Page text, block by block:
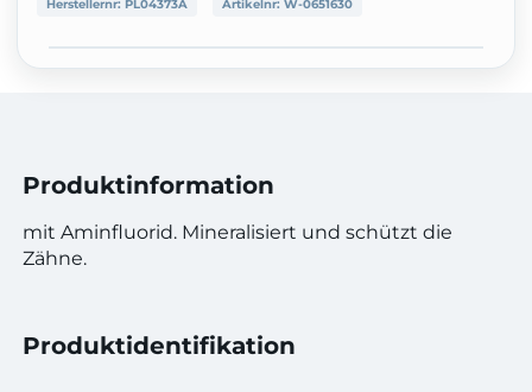
Herstellernr: PL04373A Artikelnr: W-0651630
Produktinformation
mit Aminfluorid. Mineralisiert und schützt die
Zähne.
Produktidentifikation